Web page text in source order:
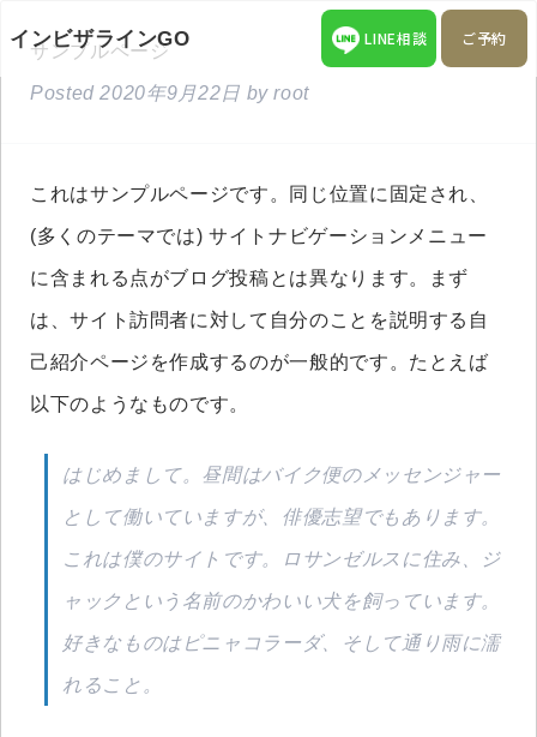
インビザラインGO LINE相談 ご予約
サンプルページ
Posted2020年9月22日 byroot
これはサンプルページです。同じ位置に固定され、
(多くのテーマでは) サイトナビゲーションメニュー
に含まれる点がブログ投稿とは異なります。まず
は、サイト訪問者に対して自分のことを説明する自
己紹介ページを作成するのが一般的です。たとえば
以下のようなものです。
はじめまして。昼間はバイク便のメッセンジャー
として働いていますが、俳優志望でもあります。
これは僕のサイトです。ロサンゼルスに住み、ジ
ャックという名前のかわいい犬を飼っています。
好きなものはピニャコラーダ、そして通り雨に濡
れること。